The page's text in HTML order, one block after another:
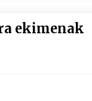
ekimenak